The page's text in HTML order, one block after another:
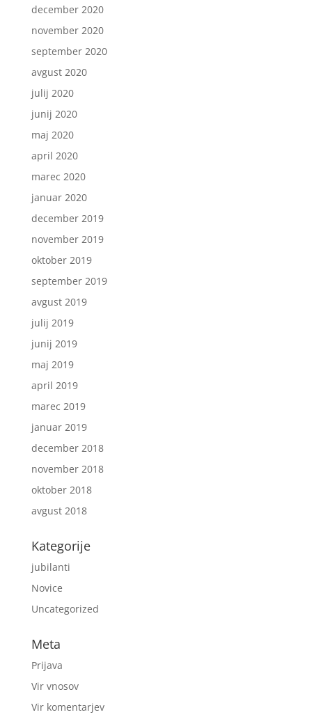
december 2020
november 2020
september 2020
avgust 2020
julij 2020
junij 2020
maj 2020
april 2020
marec 2020
januar 2020
december 2019
november 2019
oktober 2019
september 2019
avgust 2019
julij 2019
junij 2019
maj 2019
april 2019
marec 2019
januar 2019
december 2018
november 2018
oktober 2018
avgust 2018
Kategorije
jubilanti
Novice
Uncategorized
Meta
Prijava
Vir vnosov
Vir komentarjev